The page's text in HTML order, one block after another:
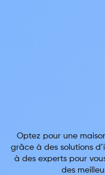
Optez pour une
grâce à des solutions
à des experts pour
des